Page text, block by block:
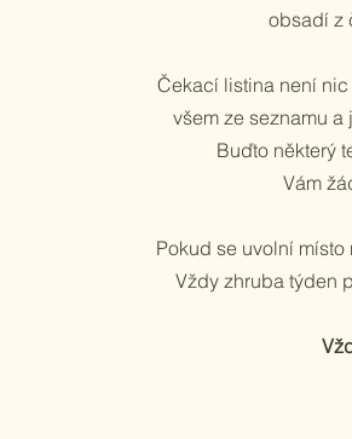
obsadí z
Čekací listina není
všem ze seznamu
Buďto některý
Vám
Pokud se uvolní
Vždy zhruba týden